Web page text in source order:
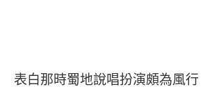
表白那時蜀地說唱扮演頗為風行